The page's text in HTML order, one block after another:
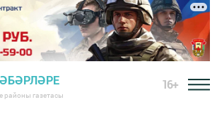
районы газетасы
16+